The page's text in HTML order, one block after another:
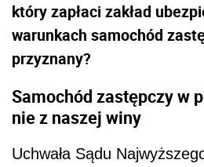
który zapłaci zakład
warunkach samochód
przyznany?
Samochód zastępczy w
nie z naszej winy
Uchwała Sądu